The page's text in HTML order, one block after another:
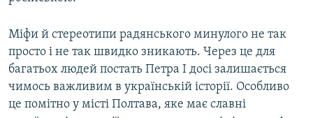
Міфи й стереотипи радянського минулого не так
просто і не так швидко зникають. Через це для
багатьох людей постать Петра І досі залишається
чимось важливим в українській історії. Особливо
це помітно у місті Полтава, яке має славні